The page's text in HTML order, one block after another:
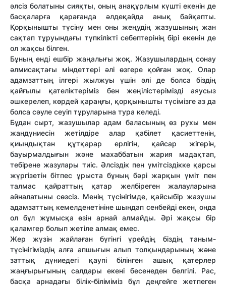
әлсіз болатыны сияқты, оның анақұрлым күшті екенін де
басқаларға қарағанда әлдеқайда анық байқапты.
Қорқынышты түсіну мен оны жеңудің жазушының жан
сақтап тұруындағы түпкілікті себептерінің бірі екенін де
ол жақсы білген.
Бұның енді ешбір жаңалығы жоқ. Жазушылардың сонау
әлмисақтағы міндеттері әлі өзгере қойған жоқ. Олар
адамзаттың ілгері жылжуы үшін әлі де болса біздің
қайғылы қателіктеріміз бен жеңілістерімізді аяусыз
әшкерелеп, көрдей қараңғы, қорқынышты түсімізге аз да
болса сәуле сеуіп тұруларына тура келеді.
Бұдан сырт, жазушылар адам баласының өз рухы мен
жандүниесін жетілдіре алар қабілет қасиеттенін,
қиындықтан құтқарар ерлігін, қайсар жігерін,
бауырмалдығын және махаббатын жария мадақтап,
тебірене жазулары тиіс. Әлсіздік пен үмітсіздікке қарсы
жүргізетін бітпес ұрыста бұның бәрі жарқын үміт пен
талмас қайраттың қатар желбіреген жалауларына
айналатыны сөзсіз. Менің түсінігімде, қайсыбір жазушы
адамзаттың кемелденетініне шындап сенбейді екен, онда
ол бұл жұмысқа өзін арнай алмайды. Әрі жақсы бір
қаламгер болып жетіле алмақ емес.
Жер жүзін жайлаған бүгінгі үрейдің біздің таным-
түсінігіміздің алға апшығын алып толқындарының және
заттық дүниедегі қаупі білінген ашық қатерлер
жаңғырығының салдары екені бесенеден белгілі. Рас,
басқа арнадағы білік-біліміміз бұл деңгейге жетпеген